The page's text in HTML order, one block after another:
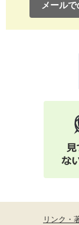
メール
リンク・